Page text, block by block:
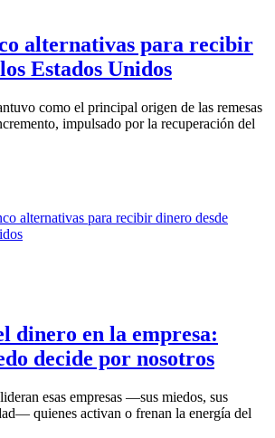
alternativas para recibir
Estados Unidos
como el principal origen de las remesas
impulsado por la recuperación del
dinero en la empresa:
decide por nosotros
esas empresas —sus miedos, sus
quienes activan o frenan la energía del